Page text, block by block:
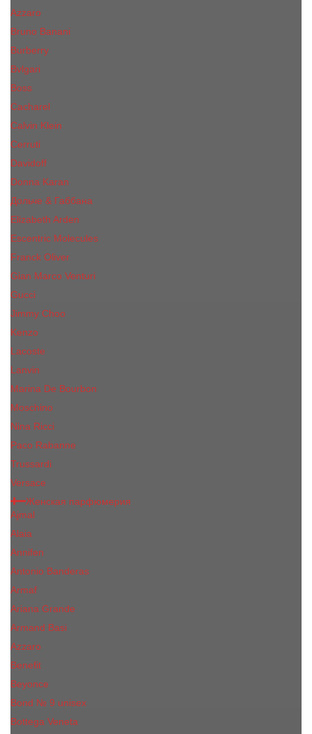
Azzaro
Bruno Banani
Burberry
Bvlgari
Boss
Cacharel
Calvin Klein
Cerruti
Davidoff
Donna Karan
Дольче & Габбана
Elizabeth Arden
Escentric Molecules
Franck Oliver
Gian Marco Venturi
Gucci
Jimmy Choo
Kenzo
Lacoste
Lanvin
Marina De Bourbon
Moschino
Nina Ricci
Paco Rabanne
Trussardi
Versace
Женская парфюмерия
Ajmal
Alaia
Annifen
Antonio Banderas
Armaf
Ariana Grande
Armand Basi
Azzaro
Benefit
Beyonce
Bond № 9 unisex
Bottega Veneta